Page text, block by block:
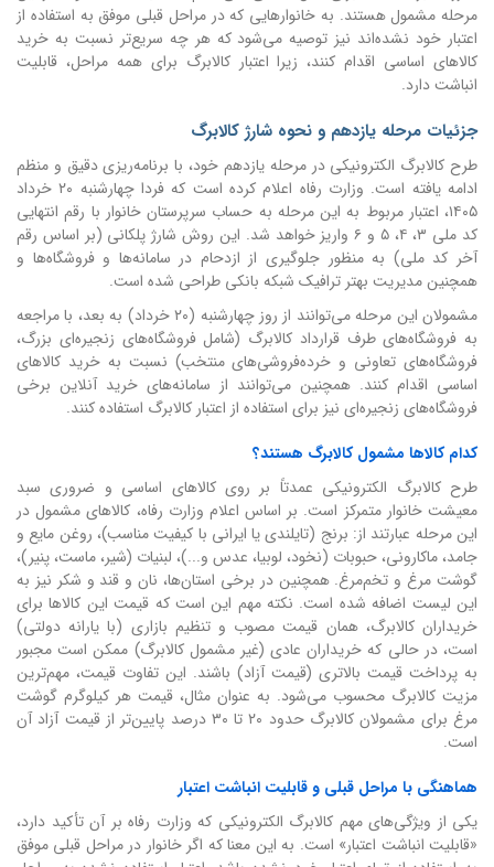
مرحله مشمول هستند. به خانوارهایی که در مراحل قبلی موفق به استفاده از
اعتبار خود نشده‌اند نیز توصیه می‌شود که هر چه سریع‌تر نسبت به خرید
کالاهای اساسی اقدام کنند، زیرا اعتبار کالابرگ برای همه مراحل، قابلیت
انباشت دارد.
جزئیات مرحله یازدهم و نحوه شارژ کالابرگ
طرح کالابرگ الکترونیکی در مرحله یازدهم خود، با برنامه‌ریزی دقیق و منظم
ادامه یافته است. وزارت رفاه اعلام کرده است که فردا چهارشنبه ۲۰ خرداد
۱۴۰۵، اعتبار مربوط به این مرحله به حساب سرپرستان خانوار با رقم انتهایی
کد ملی ۳، ۴، ۵ و ۶ واریز خواهد شد. این روش شارژ پلکانی (بر اساس رقم
آخر کد ملی) به منظور جلوگیری از ازدحام در سامانه‌ها و فروشگاه‌ها و
همچنین مدیریت بهتر ترافیک شبکه بانکی طراحی شده است.
مشمولان این مرحله می‌توانند از روز چهارشنبه (۲۰ خرداد) به بعد، با مراجعه
به فروشگاه‌های طرف قرارداد کالابرگ (شامل فروشگاه‌های زنجیره‌ای بزرگ،
فروشگاه‌های تعاونی و خرده‌فروشی‌های منتخب) نسبت به خرید کالاهای
اساسی اقدام کنند. همچنین می‌توانند از سامانه‌های خرید آنلاین برخی
فروشگاه‌های زنجیره‌ای نیز برای استفاده از اعتبار کالابرگ استفاده کنند.
کدام کالاها مشمول کالابرگ هستند؟
طرح کالابرگ الکترونیکی عمدتاً بر روی کالاهای اساسی و ضروری سبد
معیشت خانوار متمرکز است. بر اساس اعلام وزارت رفاه، کالاهای مشمول در
این مرحله عبارتند از: برنج (تایلندی یا ایرانی با کیفیت مناسب)، روغن مایع و
جامد، ماکارونی، حبوبات (نخود، لوبیا، عدس و...)، لبنیات (شیر، ماست، پنیر)،
گوشت مرغ و تخم‌مرغ. همچنین در برخی استان‌ها، نان و قند و شکر نیز به
این لیست اضافه شده است. نکته مهم این است که قیمت این کالاها برای
خریداران کالابرگ، همان قیمت مصوب و تنظیم بازاری (با یارانه دولتی)
است، در حالی که خریداران عادی (غیر مشمول کالابرگ) ممکن است مجبور
به پرداخت قیمت بالاتری (قیمت آزاد) باشند. این تفاوت قیمت، مهم‌ترین
مزیت کالابرگ محسوب می‌شود. به عنوان مثال، قیمت هر کیلوگرم گوشت
مرغ برای مشمولان کالابرگ حدود ۲۰ تا ۳۰ درصد پایین‌تر از قیمت آزاد آن
است.
هماهنگی با مراحل قبلی و قابلیت انباشت اعتبار
یکی از ویژگی‌های مهم کالابرگ الکترونیکی که وزارت رفاه بر آن تأکید دارد،
«قابلیت انباشت اعتبار» است. به این معنا که اگر خانوار در مراحل قبلی موفق